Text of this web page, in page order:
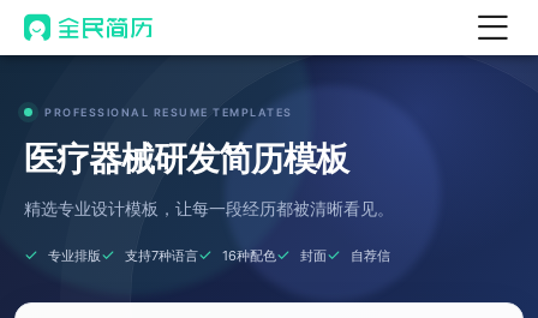
AI 生成简历
AI 优化简历
AI 翻译简历
AI 诊断简历
PROFESSIONAL RESUME TEMPLATES
医疗器械研发简历模板
精选专业设计模板，让每一段经历都被清晰看见。
专业排版 支持7种语言 16种配色 封面 自荐信